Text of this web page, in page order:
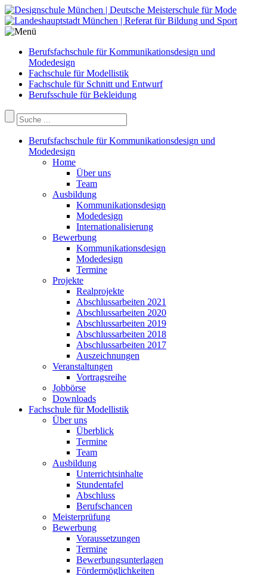
Berufsfachschule für Kommunikationsdesign und
Modedesign
Fachschule für Modellistik
Fachschule für Schnitt und Entwurf
Berufsschule für Bekleidung
Berufsfachschule für Kommunikationsdesign und
Modedesign
Home
Über uns
Team
Ausbildung
Kommunikationsdesign
Modedesign
Internationalisierung
Bewerbung
Kommunikationsdesign
Modedesign
Termine
Projekte
Realprojekte
Abschlussarbeiten 2021
Abschlussarbeiten 2020
Abschlussarbeiten 2019
Abschlussarbeiten 2018
Abschlussarbeiten 2017
Auszeichnungen
Veranstaltungen
Vortragsreihe
Jobbörse
Downloads
Fachschule für Modellistik
Über uns
Überblick
Termine
Team
Ausbildung
Unterrichtsinhalte
Stundentafel
Abschluss
Berufschancen
Meisterprüfung
Bewerbung
Voraussetzungen
Termine
Bewerbungsunterlagen
Fördermöglichkeiten